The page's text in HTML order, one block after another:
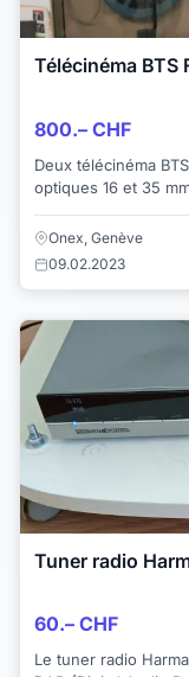
Télécinéma BTS
800.– CHF
Deux télécinéma
optiques 16 et 35
Onex, Genève
09.02.2023
Tuner radio
60.– CHF
Le tuner radio